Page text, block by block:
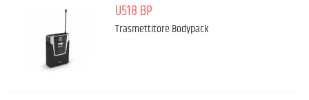
U518 BP
Trasmettitore Bodypack